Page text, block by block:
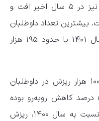
داوطلبان کل بوده است. این گروه نیز در ۵ سال اخیر افت و
بیشترین تعداد داوطلبان
این ۵ سال گروه زبان مربوط به سال ۱۴۰۱ با حدود ۱۹۵ هزار
گروه آزمایشی زبان در سال ۱۴۰۲، ۱۰۰ هزار ریزش در داوطلبان
خود داشته و به عبارت دیگر با ۵۲ درصد کاهش روبه‌رو بوده
است. همچنین این گروه آزمایشی نسبت به سال ۱۴۰۰، ریزش